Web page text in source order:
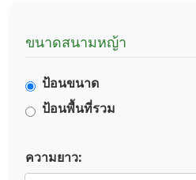
ขนาดสนามหญ้า
ป้อนขนาด
ป้อนพื้นที่รวม
ความยาว: